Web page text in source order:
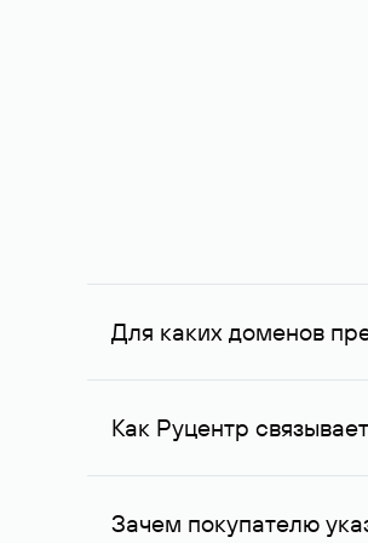
Для каких доменов
Услуга доступна для
Как Руцентр
Для связи с владельцем
Зачем покупателю